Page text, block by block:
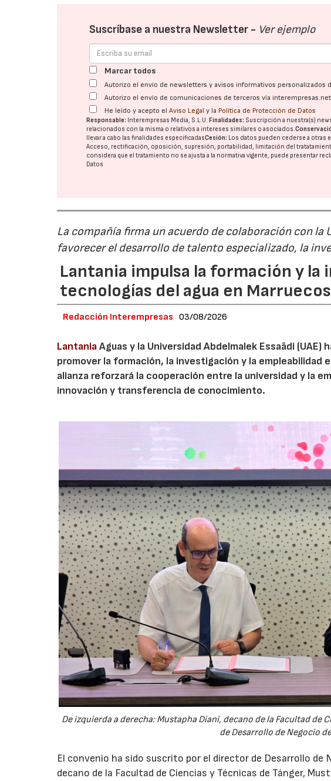
Suscríbase a nuestra Newsletter - Ver ejemplo
Marcar todos
Autorizo el envío de newsletters y avisos informativos personalizados
Autorizo el envío de comunicaciones de terceros vía interempresas.net
He leído y acepto elAviso Legal y la Política de Protección de Datos
Responsable: Interempresas Media, S.L.U.Finalidades: Suscripción a nuestra(s)
relacionados con la misma o relativos a intereses similares o asociados.
llevar a cabo las finalidades especificadasCesión: Los datos pueden cederse a otras
Acceso, rectificación, oposición, supresión, portabilidad, limitación del
considera que el tratamiento no se ajusta a la normativa vigente, puede presentar
Datos
La compañía firma un acuerdo de colaboración con la
favorecer el desarrollo de talento especializado, la
Lantania impulsa la formación y la
tecnologías del agua en Marruecos
Redacción Interempresas 03/08/2026
LantaniaAguas y la Universidad Abdelmalek Essaâdi
promover la formación, la investigación y la empleabilidad
alianza reforzará la cooperación entre la universidad y la
innovación y transferencia de conocimiento.
De izquierda a derecha: Mustapha Diani, decano de la Facultad de
de Desarrollo de Negocio
El convenio ha sido suscrito por el director de Desarrollo de
decano de la Facultad de Ciencias y Técnicas de Tánger,